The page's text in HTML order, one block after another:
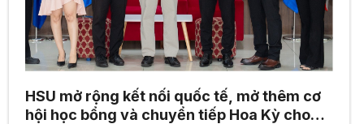
HSU mở rộng kết nối quốc tế, mở thêm cơ
hội học bổng và chuyển tiếp Hoa Kỳ cho